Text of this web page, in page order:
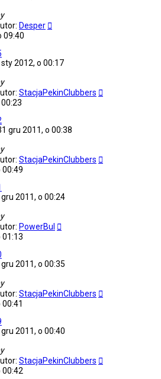
Desper
09:40
2012, o 00:17
StacjaPekinClubbers
gru 2011, o 00:38
StacjaPekinClubbers
00:49
2011, o 00:24
PowerBul
01:13
gru 2011, o 00:35
StacjaPekinClubbers
gru 2011, o 00:40
StacjaPekinClubbers
00:42